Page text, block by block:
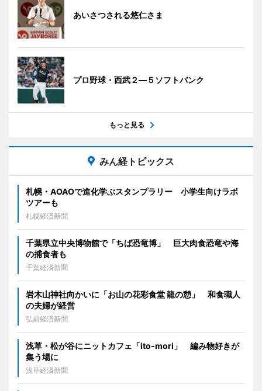
あいさつされる悠仁さま
プロ野球・西武２―５ソフトバンク
もっと見る
みん経トピックス
札幌・AOAOで進化学ぶスタンプラリー 小学生向けラボ
ツアーも
札幌経済新聞
千葉県立中央博物館で「ちば恐竜博」 巨大肉食恐竜や海
の捕食者も
千葉経済新聞
岩木山神社向かいに「お山の花彩食堂 龍の憩」 和食職人
の夫婦が経営
弘前経済新聞
浅草・松が谷にニットカフェ「ito-mori」 編み物好きが
集う場に
浅草経済新聞